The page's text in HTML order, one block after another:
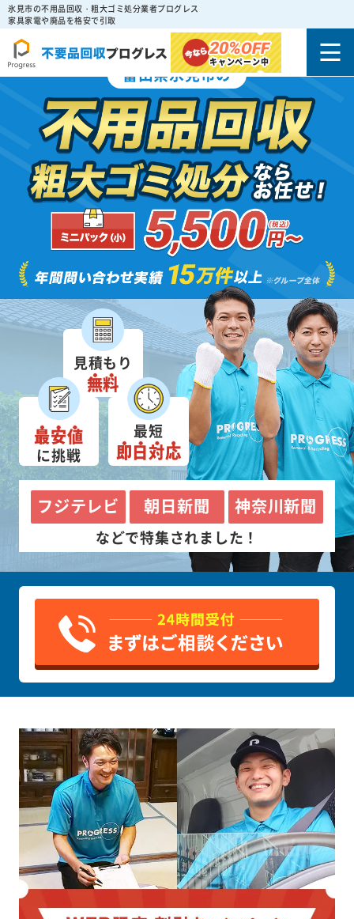
氷見市の不用品回収・粗大ゴミ処分業者プログレス
家具家電や廃品を格安で引取
20%OFF
キャンペーン中
富山県氷見市の
見積もり
無料
最安値
に挑戦
最短
即日対応
フジテレビ 朝日新聞 神奈川新聞
などで特集されました！